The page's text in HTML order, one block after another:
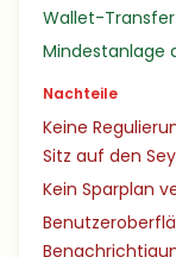
Wallet-
Mindestanlage
Nachteile
Keine
Sitz auf den
Kein Sparplan